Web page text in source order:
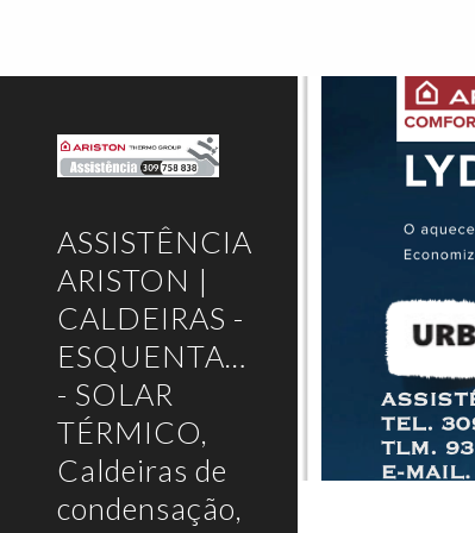
ASSISTÊNCIA
ARISTON |
CALDEIRAS -
ESQUENTADORES
- SOLAR
TÉRMICO,
Caldeiras de
condensação,